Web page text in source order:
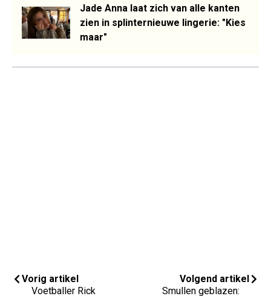
Jade Anna laat zich van alle kanten
zien in splinternieuwe lingerie: "Kies
maar"
Vorig artikel
Voetballer Rick
Volgend artikel
Smullen geblazen: